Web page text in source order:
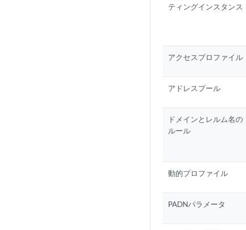
ティングインスタンス
アクセスプロファイル
アドレスプール
ドメインとレルム名の
ルール
動的プロファイル
PADNパラメータ